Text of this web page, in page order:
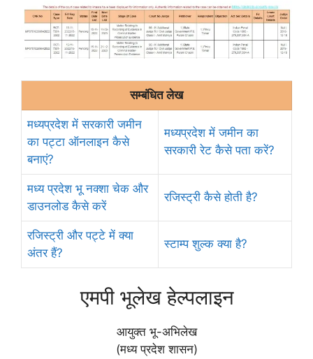
सम्बंधित लेख
मध्यप्रदेश में सरकारी जमीन
का पट्टा ऑनलाइन कैसे
बनाएं?
मध्यप्रदेश में जमीन का
सरकारी रेट कैसे पता करें?
मध्य प्रदेश भू नक्शा चेक और
डाउनलोड कैसे करें
रजिस्ट्री कैसे होती है?
रजिस्ट्री और पट्टे में क्या
अंतर हैं?
स्टाम्प शुल्क क्या है?
एमपी भूलेख हेल्पलाइन
आयुक्त भू-अभिलेख
(मध्य प्रदेश शासन)